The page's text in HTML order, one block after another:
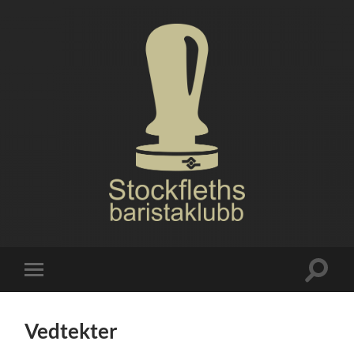
Stockfleths
Veksle
mobilmeny
Veksle
Vedtekter